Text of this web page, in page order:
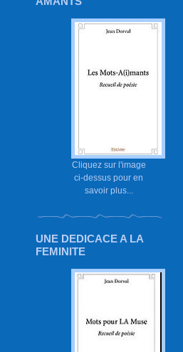
Cliquez sur l'image
ci-dessus pour en
savoir plus...
UNE DEDICACE A LA
FEMINITE